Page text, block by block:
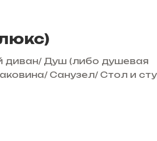
диван/ Душ (либо душевая
/ Санузел/ Стол и